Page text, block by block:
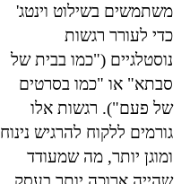
משתמשים בשילוט וינטג'
כדי לעורר רגשות
נוסטלגיים ("כמו בבית של
סבתא" או "כמו בסרטים
של פעם"). רגשות אלו
גורמים ללקוח להרגיש נינוח
ומוגן יותר, מה שמעודד